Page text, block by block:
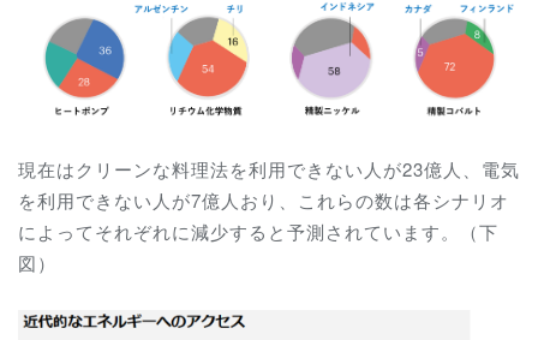
現在はクリーンな料理法を利用できない人が23億人、電気
を利用できない人が7億人おり、これらの数は各シナリオ
によってそれぞれに減少すると予測されています。（下
図）